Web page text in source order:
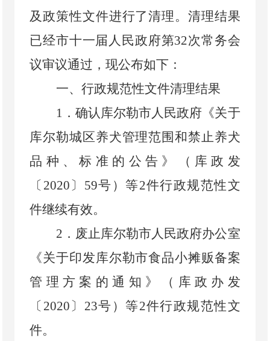
及政策性文件进行了清理。清理结果
已经市十一届人民政府第32次常务会
议审议通过，现公布如下：
一、行政规范性文件清理结果
1 ． 确认库尔勒市人民政府《关于
库尔勒城区养犬管理范围和禁止养犬
品种、标准的公告》
（ 库政发
〔 2020 〕 59号 ）等2件行政规范性文
件继续有效。
2 ． 废止库尔勒市人民政府办公室
《关于印发库尔勒市食品小摊贩备案
管理方案的通知》
（ 库政办发
〔 2020 〕 23号 ）等2件行政规范性文
件。